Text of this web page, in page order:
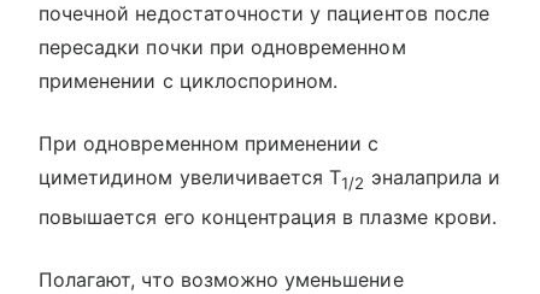
почечной недостаточности у пациентов после
пересадки почки при одновременном
применении с циклоспорином.
При одновременном применении с
циметидином увеличивается T1/2 эналаприла и
повышается его концентрация в плазме крови.
Полагают, что возможно уменьшение